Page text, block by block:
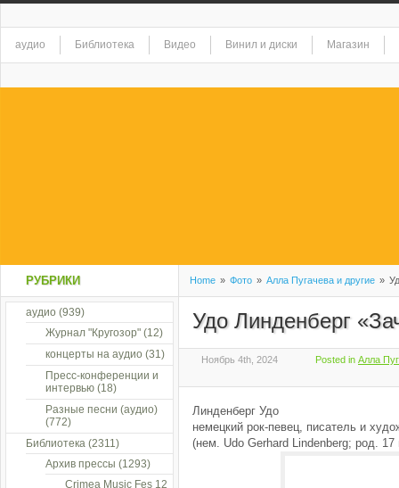
аудио Библиотека Видео Винил и диски Магазин
Home » Фото » Алла Пугачева и другие »
Удо Линденберг
Ноябрь 4th, 2024 Posted in Алла
Линденберг Удо
немецкий рок-певец, писатель и
(нем. Udo Gerhard Lindenberg; род. 17
РУБРИКИ
аудио (939)
Журнал "Кругозор" (12)
концерты на аудио (31)
Пресс-конференции и
интервью (18)
Разные песни (аудио)
(772)
Библиотека (2311)
Архив прессы (1293)
Crimea Music Fes 12